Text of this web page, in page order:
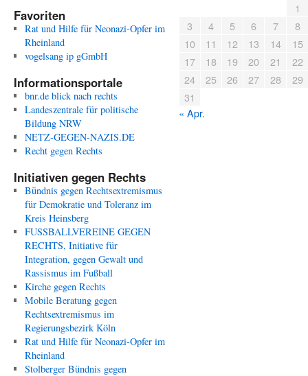
Favoriten
Rat und Hilfe für Neonazi-Opfer im
Rheinland
vogelsang ip gGmbH
Informationsportale
bnr.de blick nach rechts
Landeszentrale für politische
Bildung NRW
NETZ-GEGEN-NAZIS.DE
Recht gegen Rechts
Initiativen gegen Rechts
Bündnis gegen Rechtsextremismus
für Demokratie und Toleranz im
Kreis Heinsberg
FUSSBALLVEREINE GEGEN
RECHTS, Initiative für
Integration, gegen Gewalt und
Rassismus im Fußball
Kirche gegen Rechts
Mobile Beratung gegen
Rechtsextremismus im
Regierungsbezirk Köln
Rat und Hilfe für Neonazi-Opfer im
Rheinland
Stolberger Bündnis gegen
1
3
4 5 6 7
8
10
11 12 13 14
15
17
18 19 20 21
22
24
25 26 27 28
29
31
« Apr.